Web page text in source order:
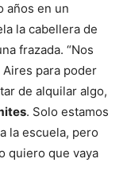
años en un
la cabellera de
frazada. “Nos
para poder
de alquilar algo,
. Solo estamos
la escuela, pero
quiero que vaya